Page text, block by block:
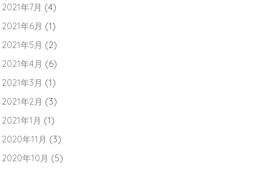
2021年7月 (4)
2021年6月 (1)
2021年5月 (2)
2021年4月 (6)
2021年3月 (1)
2021年2月 (3)
2021年1月 (1)
2020年11月 (3)
2020年10月 (5)